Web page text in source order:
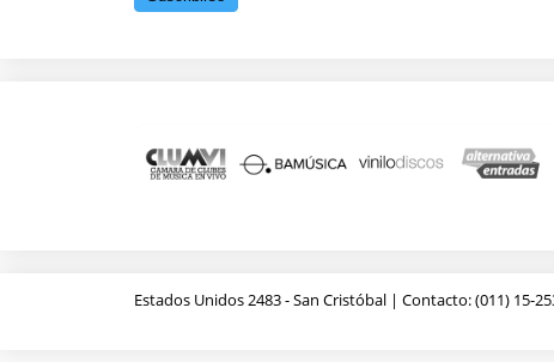
Estados Unidos 2483 - San Cristóbal | Contacto: (011) 15-